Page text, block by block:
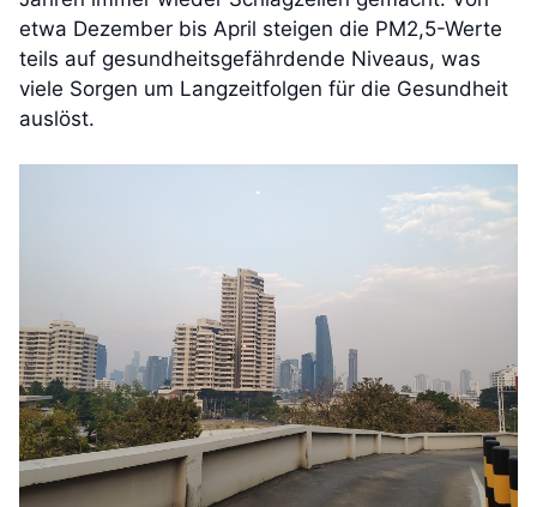
etwa Dezember bis April steigen die PM2,5-Werte
teils auf gesundheitsgefährdende Niveaus, was
viele Sorgen um Langzeitfolgen für die Gesundheit
auslöst.